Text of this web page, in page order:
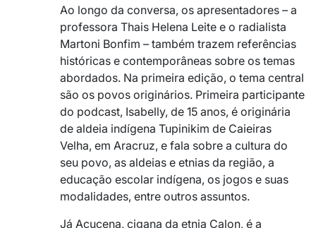
Ao longo da conversa, os apresentadores – a
professora Thais Helena Leite e o radialista
Martoni Bonfim – também trazem referências
históricas e contemporâneas sobre os temas
abordados. Na primeira edição, o tema central
são os povos originários. Primeira participante
do podcast, Isabelly, de 15 anos, é originária
de aldeia indígena Tupinikim de Caieiras
Velha, em Aracruz, e fala sobre a cultura do
seu povo, as aldeias e etnias da região, a
educação escolar indígena, os jogos e suas
modalidades, entre outros assuntos.
Já Açucena, cigana da etnia Calon, é a